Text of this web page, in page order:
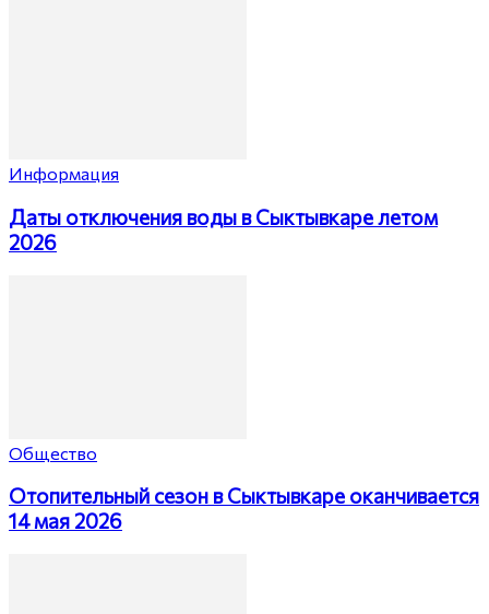
Информация
Даты отключения воды в Сыктывкаре летом
2026
Общество
Отопительный сезон в Сыктывкаре оканчивается
14 мая 2026